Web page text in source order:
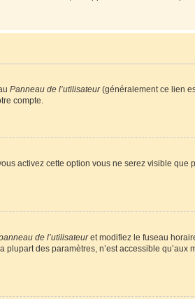
Panneau de l’utilisateur(généralement ce lien
compte.
activez cette option vous ne serez visible que
de l’utilisateuret modifiez le fuseau
des paramètres, n’est accessible qu’aux